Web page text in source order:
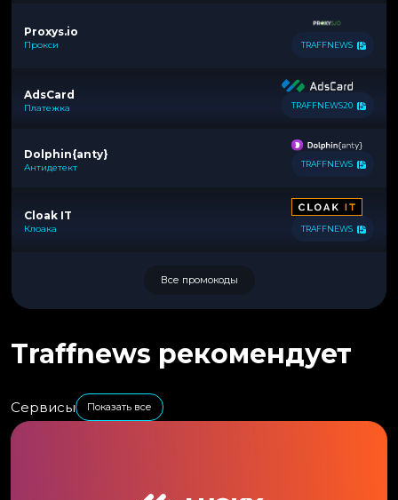
Proxys.io
Прокси TRAFFNEWS
AdsCard
Платежка TRAFFNEWS20
Dolphin{anty}
Антидетект TRAFFNEWS
Cloak IT
Клоака TRAFFNEWS
Все промокоды
Traffnews рекомендует
Сервисы Показать все